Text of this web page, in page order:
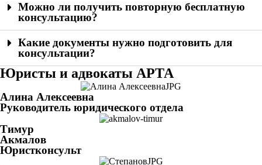
Можно ли получить повторную бесплатную
консультацию?
Какие документы нужно подготовить для
консультации?
Юристы и адвокаты АРТА
Алина Алексеевна
Руководитель юридического отдела
Тимур
Акмалов
Юристконсульт